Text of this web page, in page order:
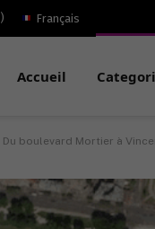
) Français
Accueil
Du boulevard Mortier à